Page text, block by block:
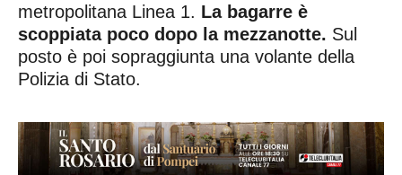
metropolitana Linea 1. La bagarre è
scoppiata poco dopo la mezzanotte. Sul
posto è poi sopraggiunta una volante della
Polizia di Stato.